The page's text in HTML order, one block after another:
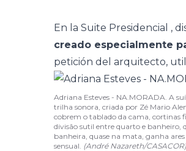
En la Suite Presidencial ,
creado especialmente
petición del arquitecto,
Adriana Esteves - NA.MORADA. A
trilha sonora, criada por Zé Mario
cobrem o tablado da cama, cortinas
divisão sutil entre quarto e
banheira, quase na mata, ganha
sensual. (André Nazareth/CASACOR)